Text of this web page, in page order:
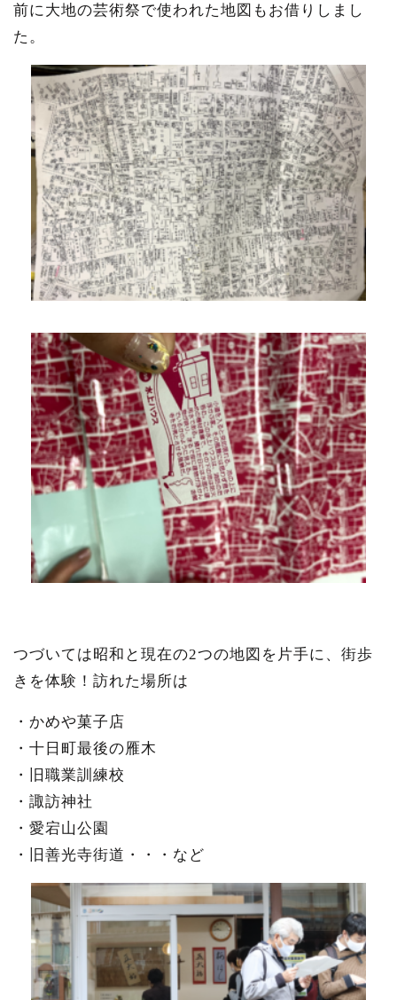
前に大地の芸術祭で使われた地図もお借りしまし
た。
つづいては昭和と現在の2つの地図を片手に、街歩
きを体験！訪れた場所は
・かめや菓子店
・十日町最後の雁木
・旧職業訓練校
・諏訪神社
・愛宕山公園
・旧善光寺街道・・・など